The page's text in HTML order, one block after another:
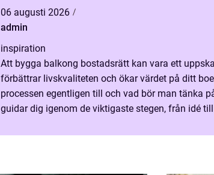
06 augusti 2026
admin
inspiration
Att bygga balkong bostadsrätt kan vara ett
förbättrar livskvaliteten och ökar värdet på ditt
processen egentligen till och vad bör man tänka
guidar dig igenom de viktigaste stegen, från idé